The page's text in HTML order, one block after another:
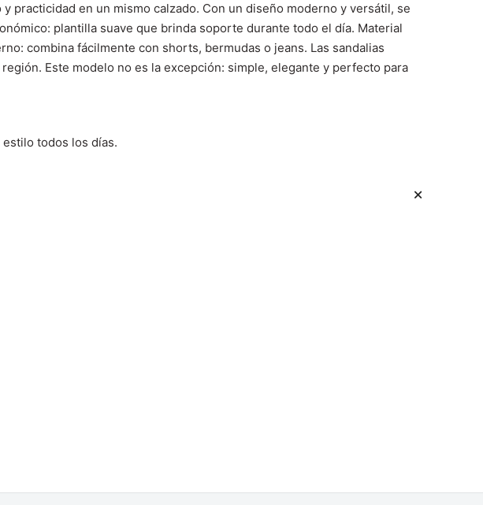
practicidad en un mismo calzado. Con un diseño moderno y versátil, se
plantilla suave que brinda soporte durante todo el día. Material
combina fácilmente con shorts, bermudas o jeans. Las sandalias
Este modelo no es la excepción: simple, elegante y perfecto para
estilo todos los días.